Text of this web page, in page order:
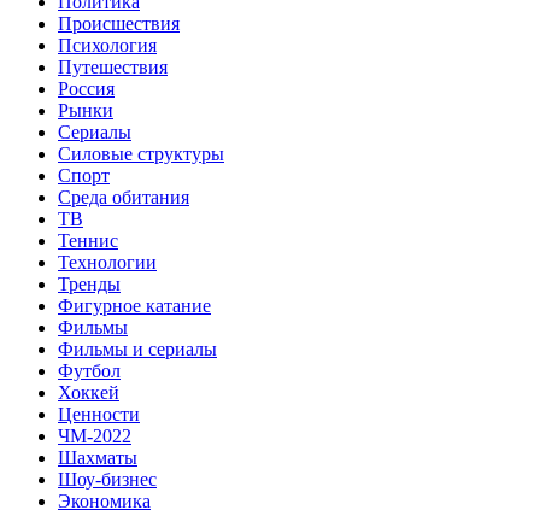
Происшествия
Психология
Путешествия
Россия
Рынки
Сериалы
Силовые структуры
Спорт
Среда обитания
ТВ
Теннис
Технологии
Тренды
Фигурное катание
Фильмы
Фильмы и сериалы
Футбол
Хоккей
Ценности
ЧМ-2022
Шахматы
Шоу-бизнес
Экономика